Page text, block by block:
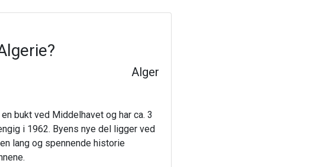
Alger
bukt ved Middelhavet og har ca. 3
i 1962. Byens nye del ligger ved
lang og spennende historie